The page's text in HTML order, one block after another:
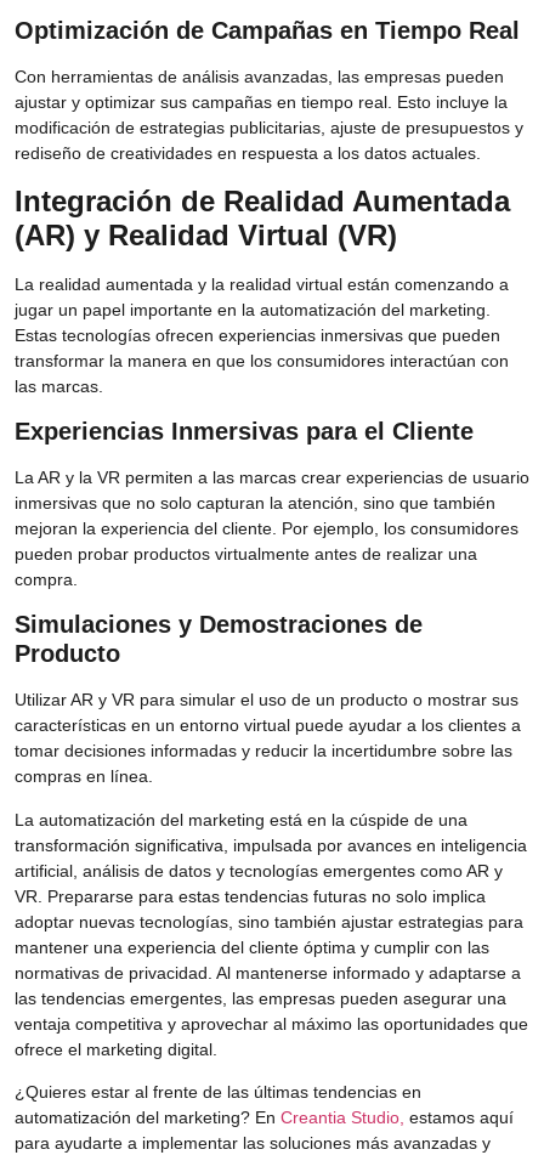
Optimización de Campañas en Tiempo Real
Con herramientas de análisis avanzadas, las empresas pueden
ajustar y optimizar sus campañas en tiempo real. Esto incluye la
modificación de estrategias publicitarias, ajuste de presupuestos y
rediseño de creatividades en respuesta a los datos actuales.
Integración de Realidad Aumentada
(AR) y Realidad Virtual (VR)
La realidad aumentada y la realidad virtual están comenzando a
jugar un papel importante en la automatización del marketing.
Estas tecnologías ofrecen experiencias inmersivas que pueden
transformar la manera en que los consumidores interactúan con
las marcas.
Experiencias Inmersivas para el Cliente
La AR y la VR permiten a las marcas crear experiencias de usuario
inmersivas que no solo capturan la atención, sino que también
mejoran la experiencia del cliente. Por ejemplo, los consumidores
pueden probar productos virtualmente antes de realizar una
compra.
Simulaciones y Demostraciones de
Producto
Utilizar AR y VR para simular el uso de un producto o mostrar sus
características en un entorno virtual puede ayudar a los clientes a
tomar decisiones informadas y reducir la incertidumbre sobre las
compras en línea.
La automatización del marketing está en la cúspide de una
transformación significativa, impulsada por avances en inteligencia
artificial, análisis de datos y tecnologías emergentes como AR y
VR. Prepararse para estas tendencias futuras no solo implica
adoptar nuevas tecnologías, sino también ajustar estrategias para
mantener una experiencia del cliente óptima y cumplir con las
normativas de privacidad. Al mantenerse informado y adaptarse a
las tendencias emergentes, las empresas pueden asegurar una
ventaja competitiva y aprovechar al máximo las oportunidades que
ofrece el marketing digital.
¿Quieres estar al frente de las últimas tendencias en
automatización del marketing? En Creantia Studio estamos aquí
para ayudarte a implementar las soluciones más avanzadas y